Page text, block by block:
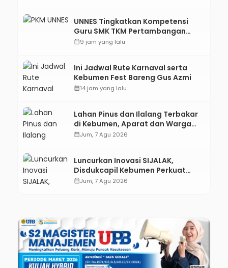
UNNES Tingkatkan Kompetensi
Guru SMK TKM Pertambangan
Kebumen melalui Desain Green
calendar_month9 jam yang lalu
Ini Jadwal Rute Karnaval serta
Kebumen Fest Bareng Gus Azmi
calendar_month14 jam yang lalu
Lahan Pinus dan Ilalang Terbakar
di Kebumen, Aparat dan Warga
Padamkan Api Secara Manual
calendar_monthJum, 7 Agu 2026
Luncurkan Inovasi SIJALAK,
Disdukcapil Kebumen Perkuat
Jejaring Literasi Adminduk hingga
calendar_monthJum, 7 Agu 2026